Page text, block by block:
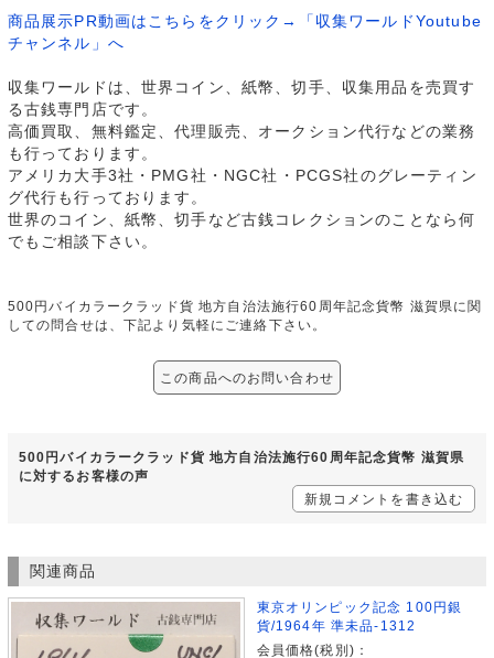
商品展示PR動画はこちらをクリック→「収集ワールドYoutube
チャンネル」へ
収集ワールドは、世界コイン、紙幣、切手、収集用品を売買す
る古銭専門店です。
高価買取、無料鑑定、代理販売、オークション代行などの業務
も行っております。
アメリカ大手3社・PMG社・NGC社・PCGS社のグレーティン
グ代行も行っております。
世界のコイン、紙幣、切手など古銭コレクションのことなら何
でもご相談下さい。
500円バイカラークラッド貨 地方自治法施行60周年記念貨幣 滋賀県に関
しての問合せは、下記より気軽にご連絡下さい。
この商品へのお問い合わせ
500円バイカラークラッド貨 地方自治法施行60周年記念貨幣 滋賀県
に対するお客様の声
新規コメントを書き込む
関連商品
東京オリンピック記念 100円銀
貨/1964年 準未品-1312
会員価格(税別)：